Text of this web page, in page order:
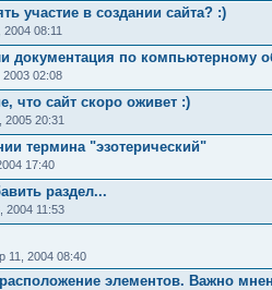
участие в создании сайта? :)
08:11
документация по компьютерному
2003 02:08
что сайт скоро оживет :)
2005 20:31
термина "эзотерический"
17:40
раздел...
2004 11:53
11, 2004 08:40
элементов. Важно